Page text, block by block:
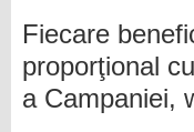
Fiecare
proporţional
a Campaniei,